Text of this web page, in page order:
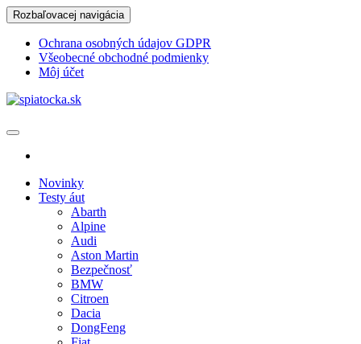
Skip
to
content
Rozbaľovacej navigácia
Ochrana osobných údajov GDPR
Všeobecné obchodné podmienky
Môj účet
Novinky
Testy áut
Abarth
Alpine
Audi
Aston Martin
Bezpečnosť
BMW
Citroen
Dacia
DongFeng